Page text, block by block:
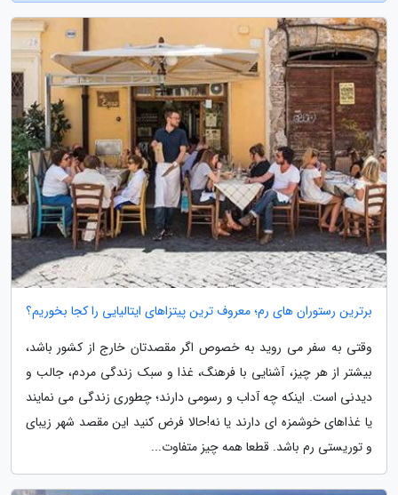
برترین رستوران های رم؛ معروف ترین پیتزاهای ایتالیایی را کجا بخوریم؟
وقتی به سفر می روید به خصوص اگر مقصدتان خارج از کشور باشد،
بیشتر از هر چیز، آشنایی با فرهنگ، غذا و سبک زندگی مردم، جالب و
دیدنی است. اینکه چه آداب و رسومی دارند؛ چطوری زندگی می نمایند
یا غذاهای خوشمزه ای دارند یا نه!حالا فرض کنید این مقصد شهر زیبای
و توریستی رم باشد. قطعا همه چیز متفاوت...